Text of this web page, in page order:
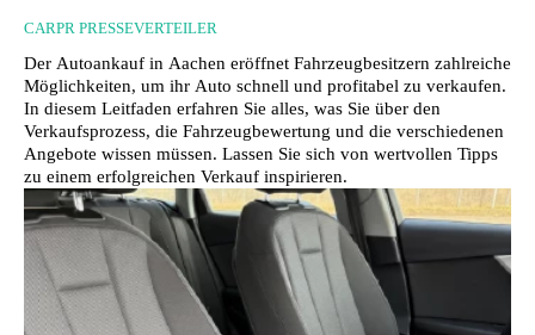
CARPR PRESSEVERTEILER
Der Autoankauf in Aachen eröffnet Fahrzeugbesitzern zahlreiche
Möglichkeiten, um ihr Auto schnell und profitabel zu verkaufen.
In diesem Leitfaden erfahren Sie alles, was Sie über den
Verkaufsprozess, die Fahrzeugbewertung und die verschiedenen
Angebote wissen müssen. Lassen Sie sich von wertvollen Tipps
zu einem erfolgreichen Verkauf inspirieren.